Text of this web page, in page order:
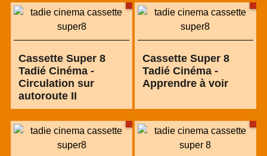
Cassette Super 8
Tadié Cinéma -
Circulation sur
autoroute II
Cassette Super 8
Tadié Cinéma -
Apprendre à voir